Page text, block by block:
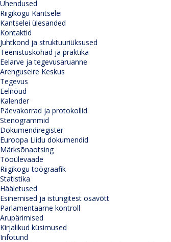
Ühendused
Riigikogu Kantselei
Kantselei ülesanded
Kontaktid
Juhtkond ja struktuuriüksused
Teenistuskohad ja praktika
Eelarve ja tegevusaruanne
Arenguseire Keskus
Tegevus
Eelnõud
Kalender
Päevakorrad ja protokollid
Stenogrammid
Dokumendiregister
Euroopa Liidu dokumendid
Märksõnaotsing
Tööülevaade
Riigikogu töögraafik
Statistika
Hääletused
Esinemised ja istungitest osavõtt
Parlamentaarne kontroll
Arupärimised
Kirjalikud küsimused
Infotund